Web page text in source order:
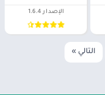
الإصدار 1.6.4
التالي »